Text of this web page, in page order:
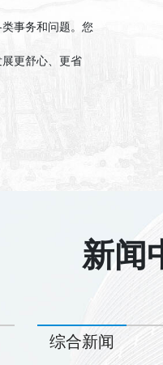
事务和问题。您
更舒心、更省
新闻
综合新闻